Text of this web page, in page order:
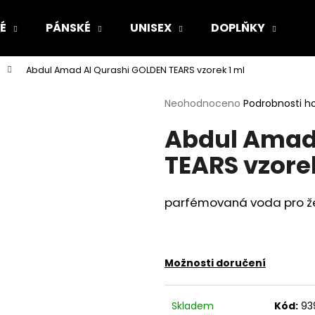
PÁNSKÉ UNISEX DOPLŇKY
Abdul Amad Al Qurashi GOLDEN TEARS vzorek 1 ml
Průměrné
produktu
je
0,0
hvězdiček.
Neohodnoceno Podrobnosti
Abdul
TEARS
parfémovaná voda pro
Možnosti doručení
Skladem Kód:
Co potřebujete najít?
HLEDAT